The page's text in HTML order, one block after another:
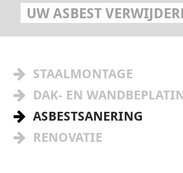
UW ASBEST
STAALMONTAGE
DAK- EN
ASBESTSANERING
RENOVATIE